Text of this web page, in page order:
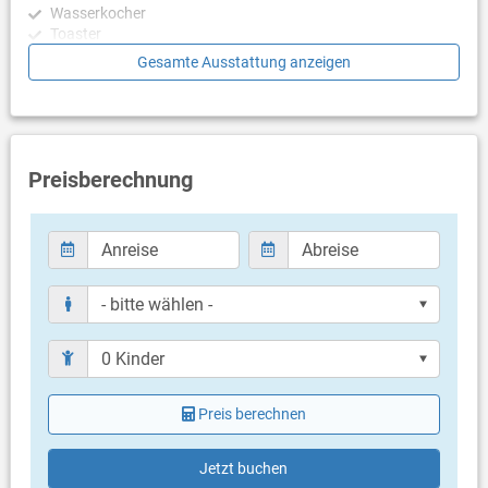
Unterkunft entfernt.
Wasserkocher
Toaster
Geschirrspülmaschine
Schlafzimmer mit Doppelbett
Schlafzimmer mit 2 Einzelbetten
Badezimmer
Bad mit WC, Dusche
Bad mit WC, Dusche
Nur separate Toilette (Gäste WC)
Balkon & Terrasse
eigener Balkon
teilweise überdacht
Liegen
Meerblick
Bestuhlung
Gesamte Ausstattung anzeigen
Preisberechnung
Preis berechnen
Jetzt buchen